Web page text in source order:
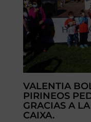
VALENTIA
PIRINEOS
GRACIAS A
CAIXA.